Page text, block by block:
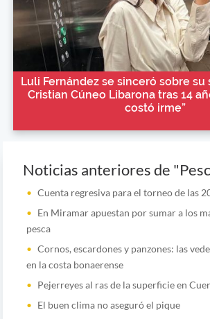
Luli Fernández se sinceró sobre su
Cristian Cúneo Libarona tras 14
costó irme”
Noticias anteriores de
Cuenta regresiva para el torneo de las
En Miramar apuestan por sumar a los
pesca
Cornos, escardones y panzones: las
en la costa bonaerense
Pejerreyes al ras de la superficie en
El buen clima no aseguró el pique